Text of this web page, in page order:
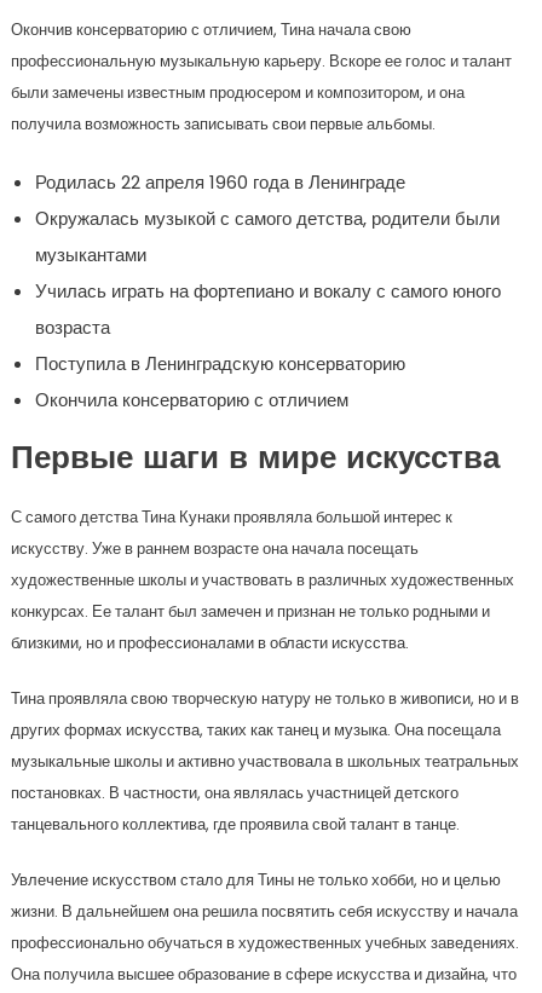
Окончив консерваторию с отличием, Тина начала свою
профессиональную музыкальную карьеру. Вскоре ее голос и талант
были замечены известным продюсером и композитором, и она
получила возможность записывать свои первые альбомы.
Родилась 22 апреля 1960 года в Ленинграде
Окружалась музыкой с самого детства, родители были
музыкантами
Училась играть на фортепиано и вокалу с самого юного
возраста
Поступила в Ленинградскую консерваторию
Окончила консерваторию с отличием
Первые шаги в мире искусства
С самого детства Тина Кунаки проявляла большой интерес к
искусству. Уже в раннем возрасте она начала посещать
художественные школы и участвовать в различных художественных
конкурсах. Ее талант был замечен и признан не только родными и
близкими, но и профессионалами в области искусства.
Тина проявляла свою творческую натуру не только в живописи, но и в
других формах искусства, таких как танец и музыка. Она посещала
музыкальные школы и активно участвовала в школьных театральных
постановках. В частности, она являлась участницей детского
танцевального коллектива, где проявила свой талант в танце.
Увлечение искусством стало для Тины не только хобби, но и целью
жизни. В дальнейшем она решила посвятить себя искусству и начала
профессионально обучаться в художественных учебных заведениях.
Она получила высшее образование в сфере искусства и дизайна, что